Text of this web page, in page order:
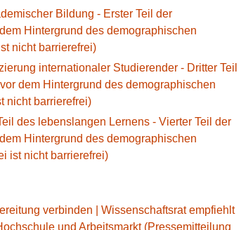
Bildung - Erster Teil der
Hintergrund des demographischen
nicht barrierefrei)
internationaler Studierender - Dritter Teil
dem Hintergrund des demographischen
nicht barrierefrei)
des lebenslangen Lernens - Vierter Teil der
Hintergrund des demographischen
ist nicht barrierefrei)
verbinden | Wissenschaftsrat empfiehlt
und Arbeitsmarkt (Pressemitteilung